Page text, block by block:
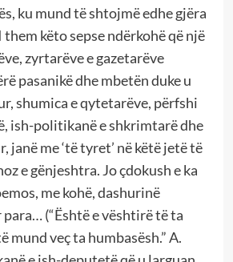
ku mund të shtojmë edhe gjëra
këto sepse ndërkohë që një
zyrtarëve e gazetarëve
pasanikë dhe mbetën duke u
shumica e qytetarëve, përfshi
ish-politikanë e shkrimtarë dhe
janë me ‘të tyret’ në këtë jetë të
e gënjeshtra. Jo çdokush e ka
me kohë, dashurinë
(“Është e vështirë të ta
mund veç ta humbasësh.” A.